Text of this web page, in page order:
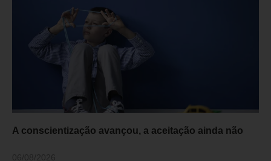
A conscientização avançou, a aceitação ainda não